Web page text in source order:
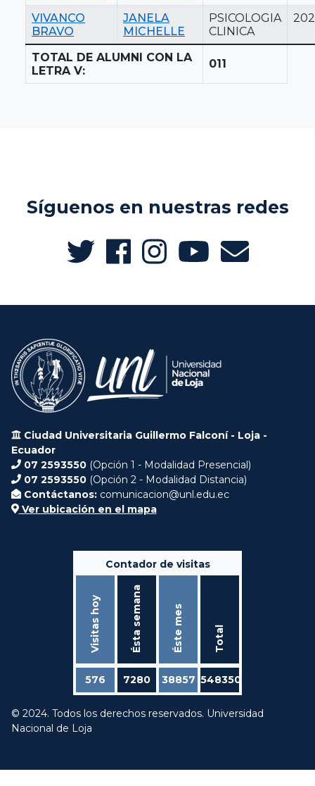
VIVANCO
BRAVO
JANELA
MICHELLE
PSICOLOGIA
CLINICA
TOTAL DE ALUMNI CON LA
LETRA V:
011
Síguenos en nuestras redes
Ciudad Universitaria Guillermo Falconí - Loja -
Ecuador
07 2593550 (Opción 1 - Modalidad Presencial)
07 2593550 (Opción 2 - Modalidad Distancia)
Contáctanos: comunicacion@unl.edu.ec
Ver ubicación en el mapa
Contador de visitas
Visitas hoy Ésta semana Éste mes Total
576 7280 38857 548350
© 2024. Todos los derechos reservados. Universidad
Nacional de Loja